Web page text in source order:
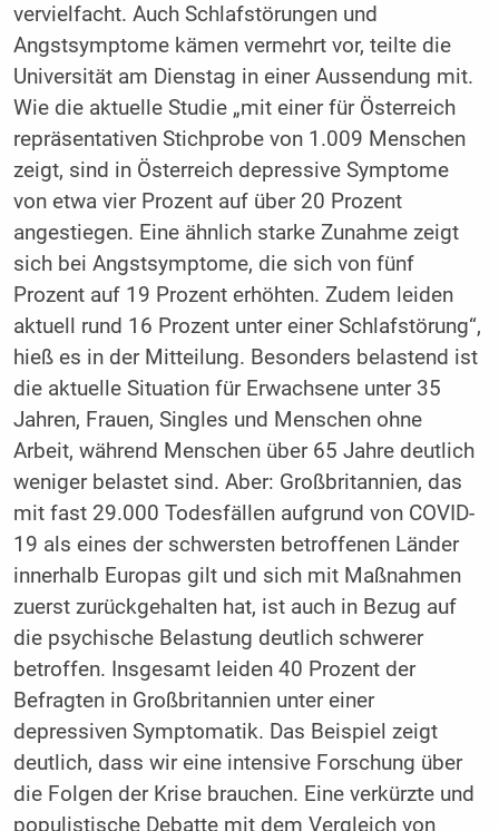
vervielfacht. Auch Schlafstörungen und
Angstsymptome kämen vermehrt vor, teilte die
Universität am Dienstag in einer Aussendung mit.
Wie die aktuelle Studie „mit einer für Österreich
repräsentativen Stichprobe von 1.009 Menschen
zeigt, sind in Österreich depressive Symptome
von etwa vier Prozent auf über 20 Prozent
angestiegen. Eine ähnlich starke Zunahme zeigt
sich bei Angstsymptome, die sich von fünf
Prozent auf 19 Prozent erhöhten. Zudem leiden
aktuell rund 16 Prozent unter einer Schlafstörung“,
hieß es in der Mitteilung. Besonders belastend ist
die aktuelle Situation für Erwachsene unter 35
Jahren, Frauen, Singles und Menschen ohne
Arbeit, während Menschen über 65 Jahre deutlich
weniger belastet sind. Aber: Großbritannien, das
mit fast 29.000 Todesfällen aufgrund von COVID-
19 als eines der schwersten betroffenen Länder
innerhalb Europas gilt und sich mit Maßnahmen
zuerst zurückgehalten hat, ist auch in Bezug auf
die psychische Belastung deutlich schwerer
betroffen. Insgesamt leiden 40 Prozent der
Befragten in Großbritannien unter einer
depressiven Symptomatik. Das Beispiel zeigt
deutlich, dass wir eine intensive Forschung über
die Folgen der Krise brauchen. Eine verkürzte und
populistische Debatte mit dem Vergleich von